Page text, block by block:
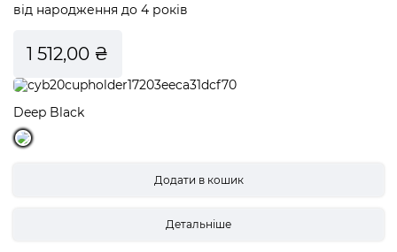
від народження до 4 років
1 512,00 ₴
Deep Black
Детальніше